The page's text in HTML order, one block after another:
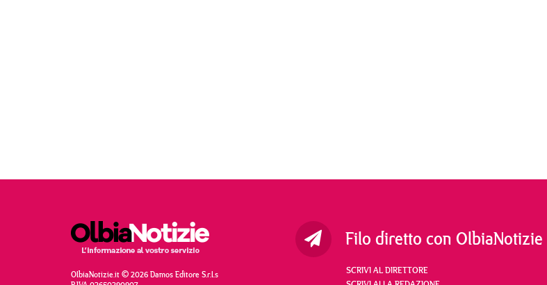
OlbiaNotizie.it © 2026 Damos Editore S.r.l.s
Filo diretto con OlbiaNotizie
SCRIVI AL DIRETTORE